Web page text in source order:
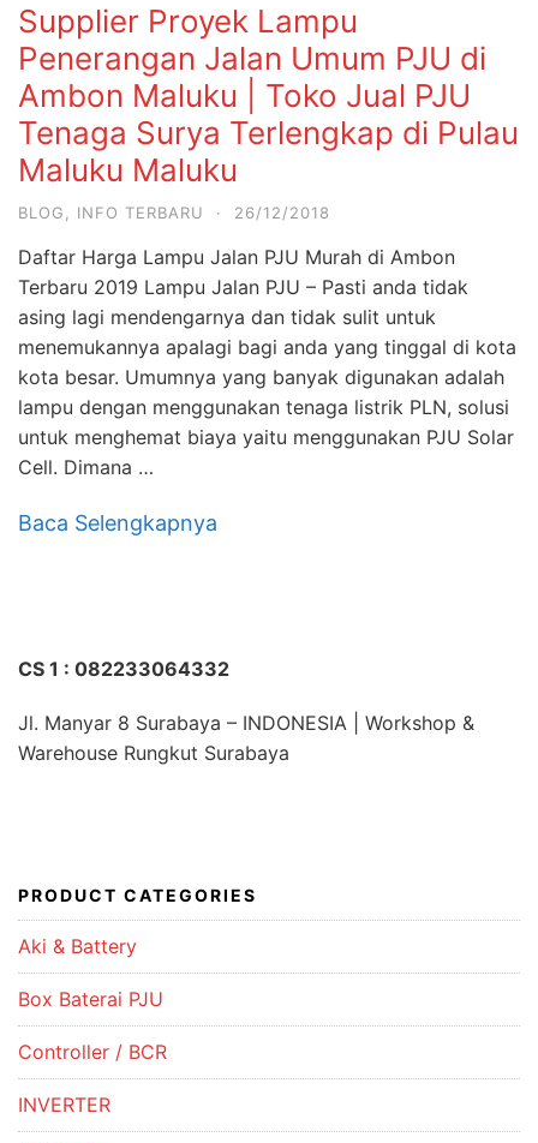
Supplier Proyek Lampu
Penerangan Jalan Umum PJU di
Ambon Maluku | Toko Jual PJU
Tenaga Surya Terlengkap di Pulau
Maluku Maluku
BLOG INFO TERBARU · 26/12/2018
Daftar Harga Lampu Jalan PJU Murah di Ambon
Terbaru 2019 Lampu Jalan PJU – Pasti anda tidak
asing lagi mendengarnya dan tidak sulit untuk
menemukannya apalagi bagi anda yang tinggal di kota
kota besar. Umumnya yang banyak digunakan adalah
lampu dengan menggunakan tenaga listrik PLN, solusi
untuk menghemat biaya yaitu menggunakan PJU Solar
Cell. Dimana …
Baca Selengkapnya
CS 1 : 082233064332
Jl. Manyar 8 Surabaya – INDONESIA | Workshop &
Warehouse Rungkut Surabaya
PRODUCT CATEGORIES
Aki & Battery
Box Baterai PJU
Controller / BCR
INVERTER